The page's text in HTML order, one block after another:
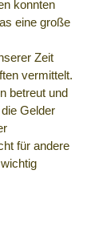
konnten
eine große
Zeit
vermittelt.
betreut und
Gelder
für andere